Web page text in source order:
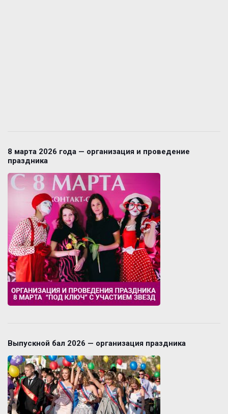
8 марта 2026 года — организация и проведение
праздника
Выпускной бал 2026 — организация праздника